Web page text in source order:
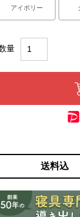
アイボリー
送料込